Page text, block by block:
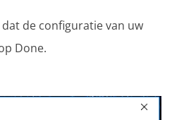
de configuratie van uw
Done.